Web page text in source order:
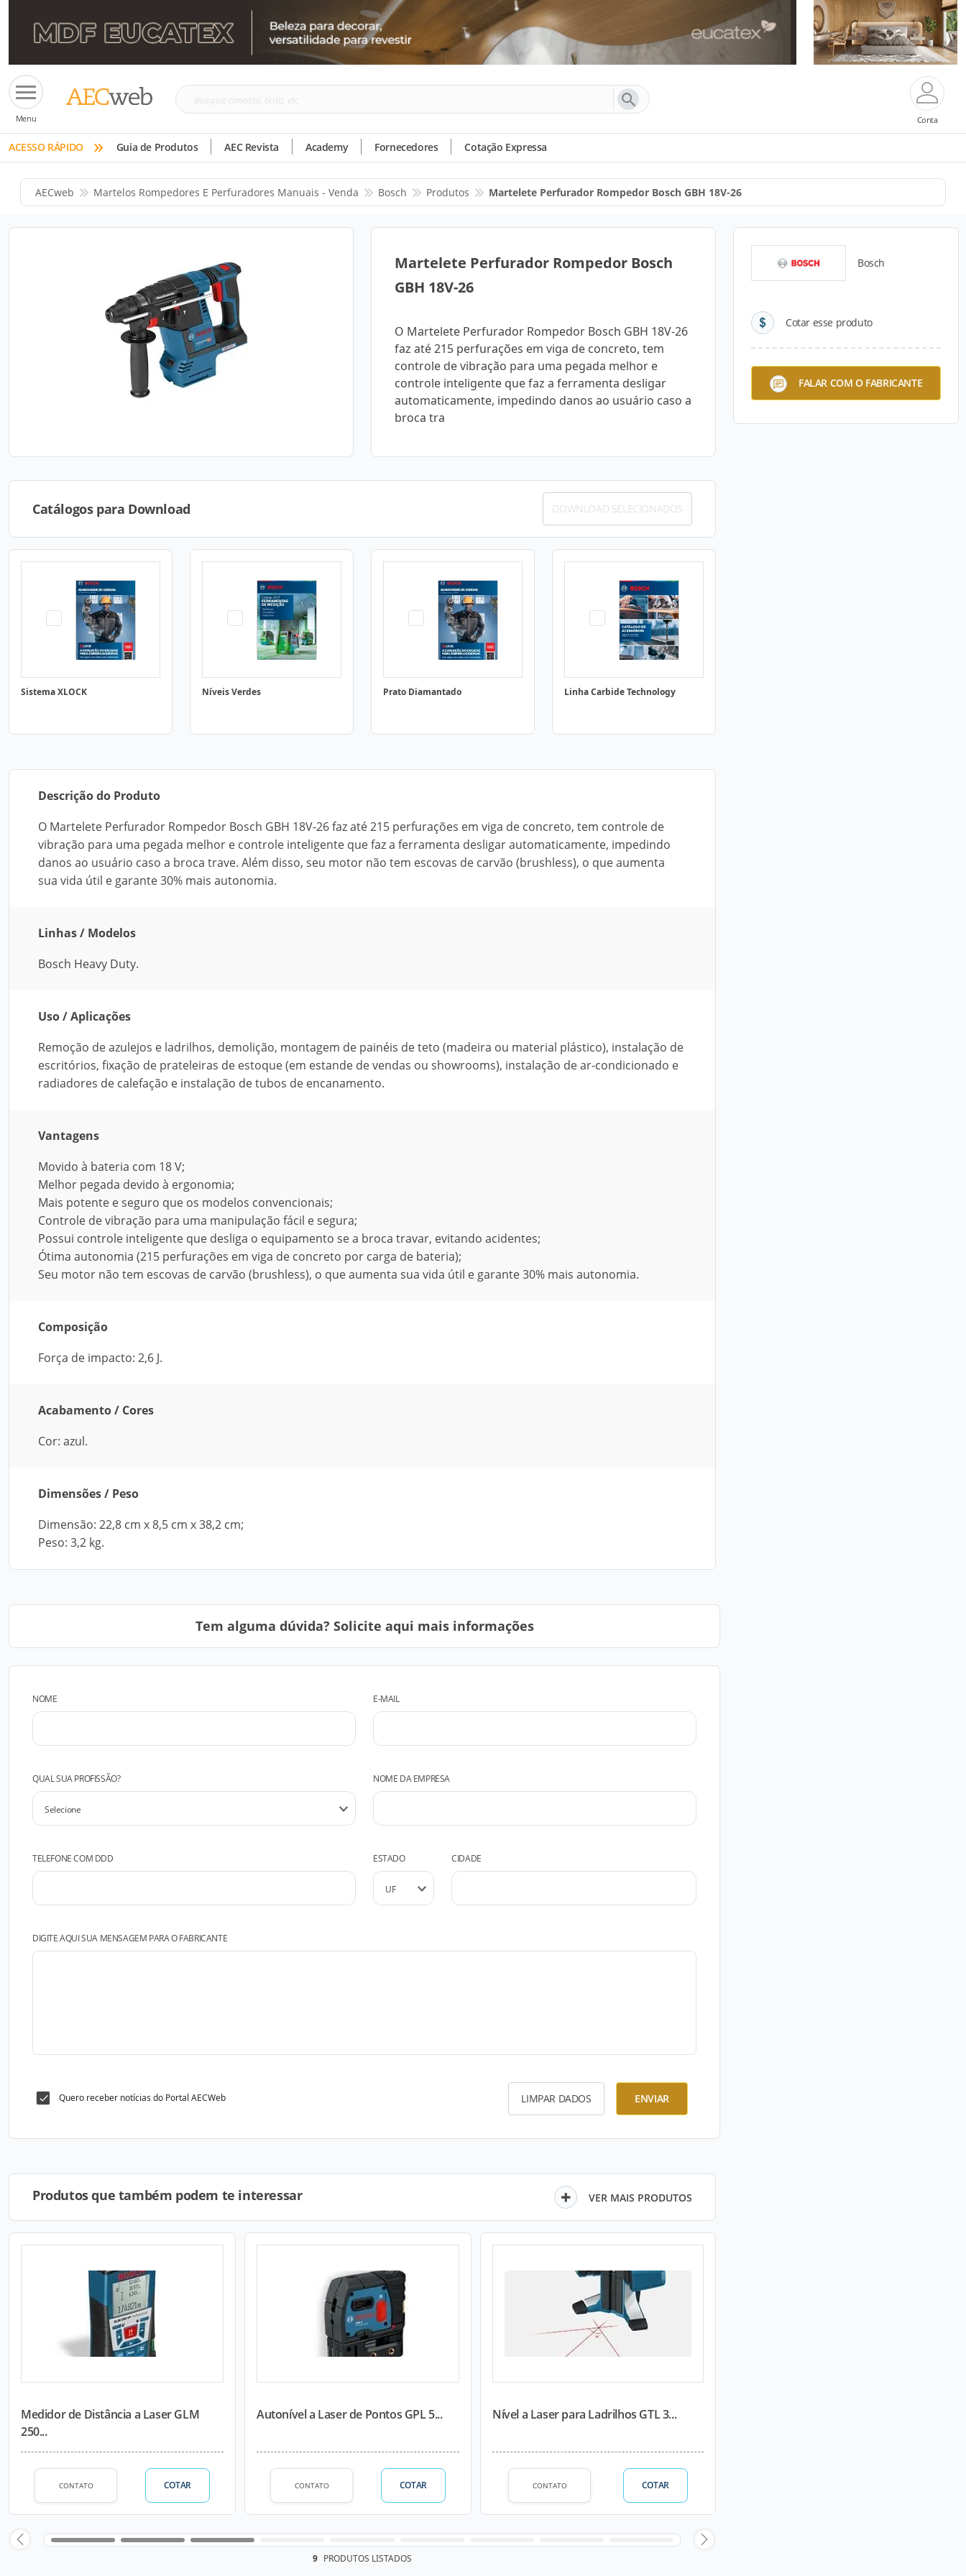
Menu
Busque
tinta,
etc
Conta
ACESSO RÁPIDO » Guia de Produtos AEC Revista Academy Fornecedores Cotação Expressa
AECweb Martelos Rompedores E Perfuradores Manuais - Venda Bosch Produtos Martelete Perfurador Rompedor Bosch GBH 18V-26
Martelete Perfurador Rompedor Bosch
GBH 18V-26
O Martelete Perfurador Rompedor Bosch GBH 18V-26
faz até 215 perfurações em viga de concreto, tem
controle de vibração para uma pegada melhor e
controle inteligente que faz a ferramenta desligar
automaticamente, impedindo danos ao usuário caso a
broca tra
Bosch
Cotar esse produto
FALAR COM O FABRICANTE
Catálogos para Download DOWNLOAD SELECIONADOS
Sistema XLOCK Níveis Verdes Prato Diamantado Linha Carbide Technology
Descrição do Produto
O Martelete Perfurador Rompedor Bosch GBH 18V-26 faz até 215 perfurações em viga de concreto, tem controle de
vibração para uma pegada melhor e controle inteligente que faz a ferramenta desligar automaticamente, impedindo
danos ao usuário caso a broca trave. Além disso, seu motor não tem escovas de carvão (brushless), o que aumenta
sua vida útil e garante 30% mais autonomia.
Linhas / Modelos
Bosch Heavy Duty.
Uso / Aplicações
Remoção de azulejos e ladrilhos, demolição, montagem de painéis de teto (madeira ou material plástico), instalação de
escritórios, fixação de prateleiras de estoque (em estande de vendas ou showrooms), instalação de ar-condicionado e
radiadores de calefação e instalação de tubos de encanamento.
Vantagens
Movido à bateria com 18 V;
Melhor pegada devido à ergonomia;
Mais potente e seguro que os modelos convencionais;
Controle de vibração para uma manipulação fácil e segura;
Possui controle inteligente que desliga o equipamento se a broca travar, evitando acidentes;
Ótima autonomia (215 perfurações em viga de concreto por carga de bateria);
Seu motor não tem escovas de carvão (brushless), o que aumenta sua vida útil e garante 30% mais autonomia.
Composição
Força de impacto: 2,6 J.
Acabamento / Cores
Cor: azul.
Dimensões / Peso
Dimensão: 22,8 cm x 8,5 cm x 38,2 cm;
Peso: 3,2 kg.
Tem alguma dúvida? Solicite aqui mais informações
NOME E-MAIL
QUAL SUA PROFISSÃO? NOME DA EMPRESA
TELEFONE COM DDD ESTADO CIDADE
DIGITE AQUI SUA MENSAGEM PARA O FABRICANTE
Quero receber notícias do Portal AECWeb LIMPAR DADOS ENVIAR
Produtos que também podem te interessar VER MAIS PRODUTOS
Medidor de Distância a Laser GLM
250...
CONTATO COTAR
Autonível a Laser de Pontos GPL 5...
CONTATO COTAR
Nível a Laser para Ladrilhos GTL 3...
CONTATO COTAR
9 PRODUTOS LISTADOS